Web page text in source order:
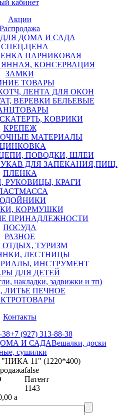
кабинет
Акции
Распродажа
ДОМА И САДА
СПЕЦ.ЦЕНА
ПАРНИКОВАЯ
КОНСЕРВАЦИЯ
ЗАМКИ
ТОВАРЫ
ЛЕНТА ДЛЯ ОКОН
ВЕРЕВКИ БЕЛЬЕВЫЕ
КОВРИКИ
КРЕПЕЖ
МАТЕРИАЛЫ
ПОВОДКИ, ШЛЕИ
ДЛЯ ЗАПЕКАНИЯ,ПИЩ.
ПЛЕНКА
РУКОВИЦЫ, КРАГИ
КОРМУШКИ
ПРИНАДЛЕЖНОСТИ
ПОСУДА
РАЗНОЕ
ОТДЫХ, ТУРИЗМ
ЛЕСТНИЦЫ
ИНСТРУМЕНТ
ДЛЯ ДЕТЕЙ
накладки, задвижки и тп)
ЛИТЬЕ ПЕЧНОЕ
Контакты
+7 (927) 313-88-38
И САДАВешалки, доски
сушилки
"НИКА 11" (1220*400)
false
Патент
1143
a